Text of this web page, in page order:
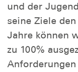
und der
seine Ziele
Jahre können
zu 100%